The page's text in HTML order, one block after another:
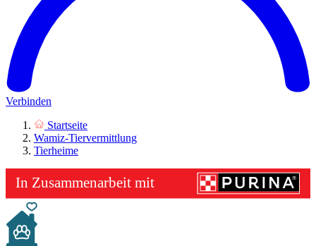
Verbinden
Startseite
Wamiz-Tiervermittlung
Tierheime